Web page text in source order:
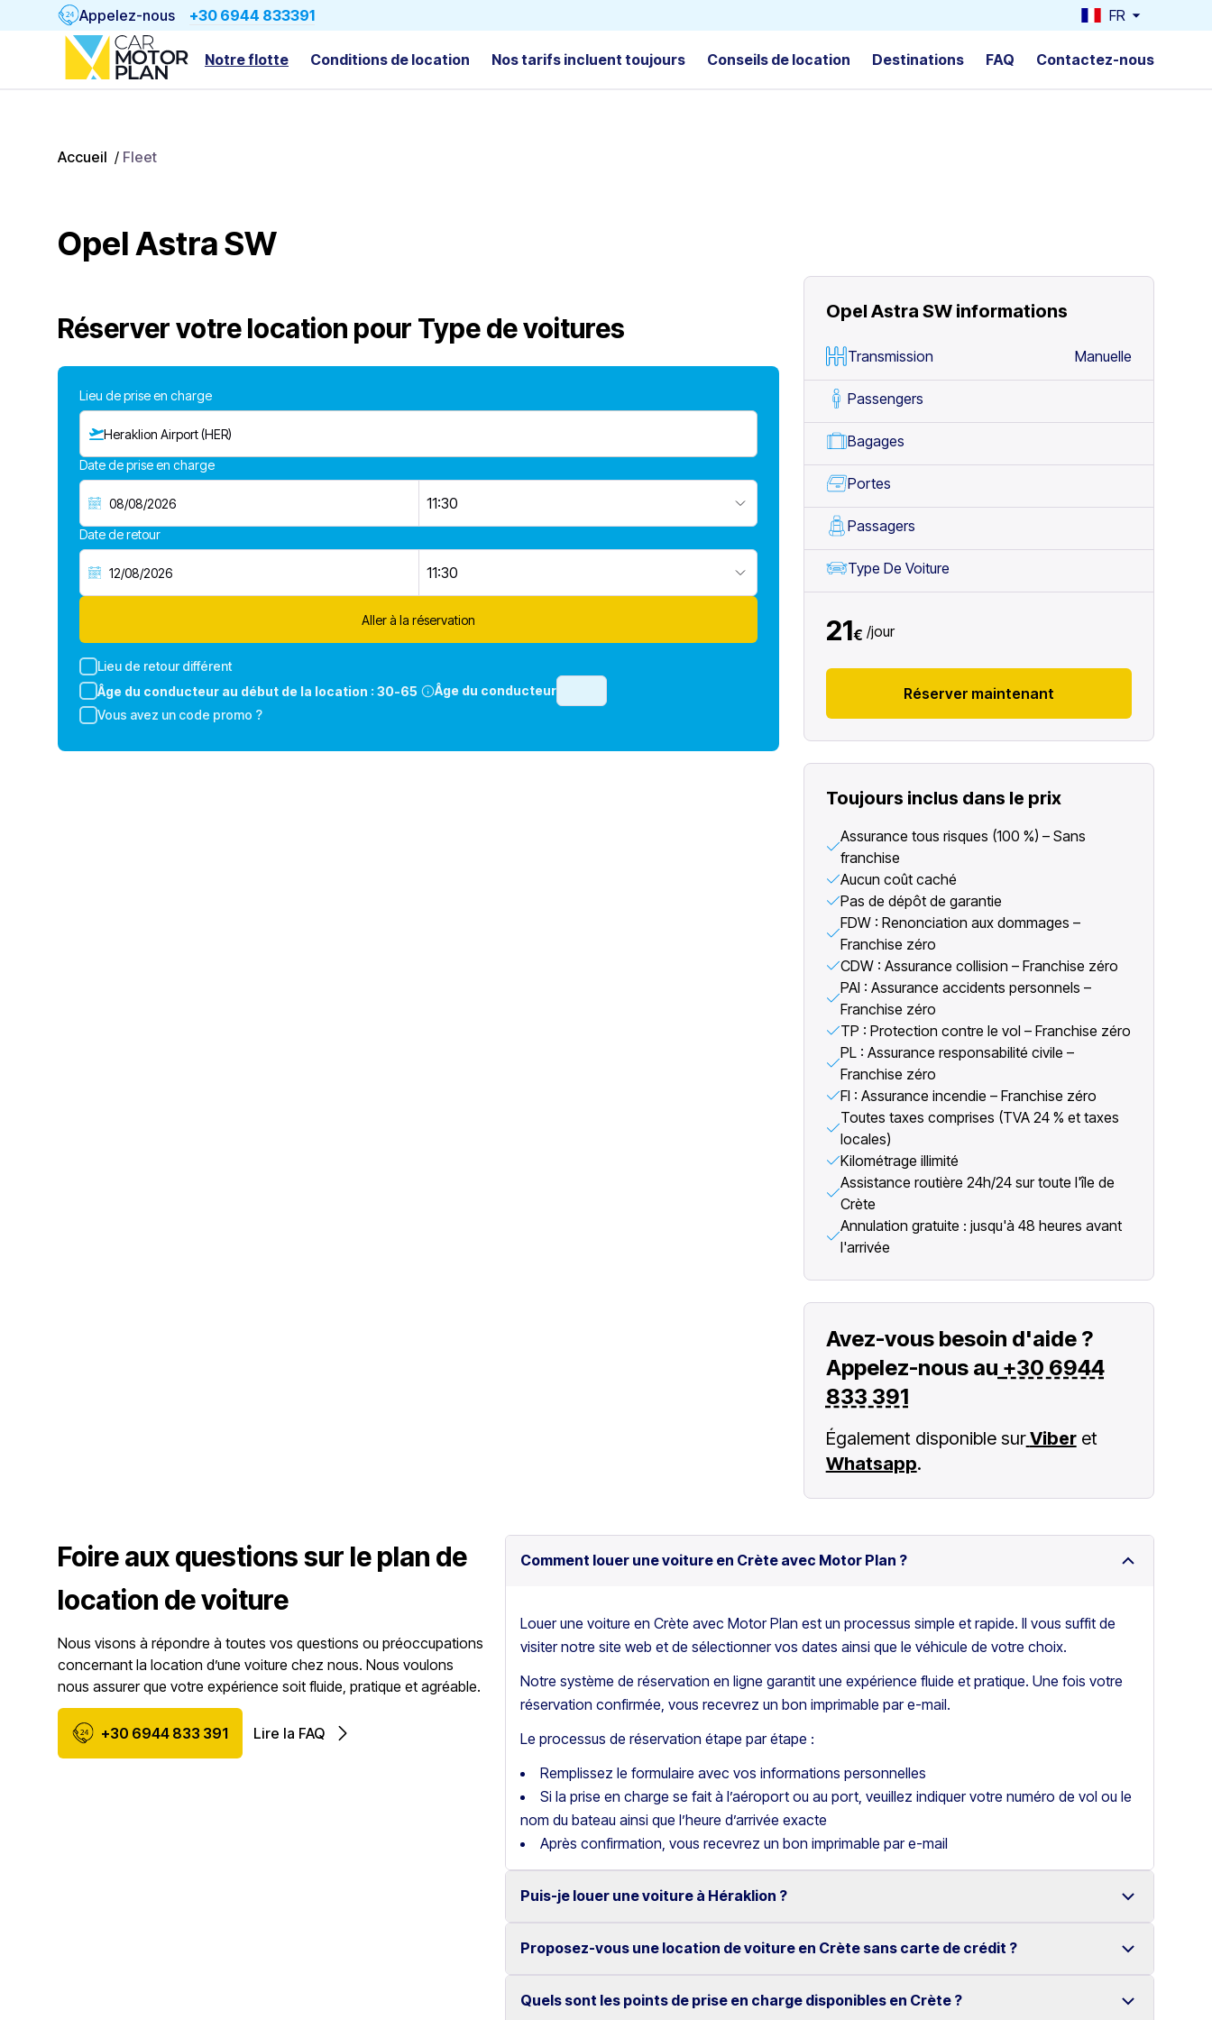
Appelez-nous +30 6944 833391 FR
Notre flotte Conditions de location Nos tarifs incluent toujours Conseils de location Destinations FAQ Contactez-nous
Accueil / Fleet
Opel Astra SW
Réserver votre location pour Type de voitures
Lieu de prise en charge
Heraklion Airport (HER)
Date de prise en charge
11:30
Date de retour
11:30
Aller à la réservation
Lieu de retour différent
Âge du conducteur au début de la location : 30-65
Âge du conducteur
Vous avez un code promo ?
Opel Astra SW informations
Transmission Manuelle
Passengers
Bagages
Portes
Passagers
Type De Voiture
21€ /jour
Réserver maintenant
Toujours inclus dans le prix
Assurance tous risques (100 %) – Sans
franchise
Aucun coût caché
Pas de dépôt de garantie
FDW : Renonciation aux dommages –
Franchise zéro
CDW : Assurance collision – Franchise zéro
PAI : Assurance accidents personnels –
Franchise zéro
TP : Protection contre le vol – Franchise zéro
PL : Assurance responsabilité civile –
Franchise zéro
FI : Assurance incendie – Franchise zéro
Toutes taxes comprises (TVA 24 % et taxes
locales)
Kilométrage illimité
Assistance routière 24h/24 sur toute l'île de
Crète
Annulation gratuite : jusqu'à 48 heures avant
l'arrivée
Avez-vous besoin d'aide ?
Appelez-nous au +30 6944
833 391
Également disponible surViber et
Whatsapp.
Foire aux questions sur le plan de
location de voiture
Nous visons à répondre à toutes vos questions ou préoccupations
concernant la location d’une voiture chez nous. Nous voulons
nous assurer que votre expérience soit fluide, pratique et agréable.
+30 6944 833 391 Lire la FAQ
Comment louer une voiture en Crète avec Motor Plan ?
Louer une voiture en Crète avec Motor Plan est un processus simple et rapide. Il vous suffit de
visiter notre site web et de sélectionner vos dates ainsi que le véhicule de votre choix.
Notre système de réservation en ligne garantit une expérience fluide et pratique. Une fois votre
réservation confirmée, vous recevrez un bon imprimable par e-mail.
Le processus de réservation étape par étape :
Remplissez le formulaire avec vos informations personnelles
Si la prise en charge se fait à l’aéroport ou au port, veuillez indiquer votre numéro de vol ou le
nom du bateau ainsi que l’heure d’arrivée exacte
Après confirmation, vous recevrez un bon imprimable par e-mail
Puis-je louer une voiture à Héraklion ?
Oui, nous proposons la location de voitures à Héraklion avec une large gamme de véhicules
Proposez-vous une location de voiture en Crète sans carte de crédit ?
Oui, chez Motor Plan, vous pouvez louer une voiture en Crète sans carte de crédit.
Quels sont les points de prise en charge disponibles en Crète ?